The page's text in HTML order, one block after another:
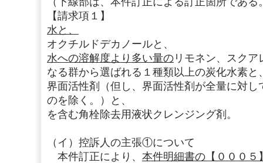
【請求項１】
水と、
オクチルドデカノールと、
水への溶解度より多い量の リモネン、スク
なる群から選ばれる１種類以上の炭化水素と
界面活性剤（但し、界面活性剤が全量に対
のを除く。）と、
を含む角栓除去用液状クレンジング剤。
（イ）控訴人の主張①について
本件訂正により、 本件明細書の【０００５